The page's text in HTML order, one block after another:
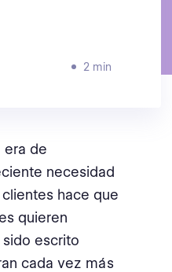
2 min
era de
necesidad
hace que
quieren
escrito
cada vez más